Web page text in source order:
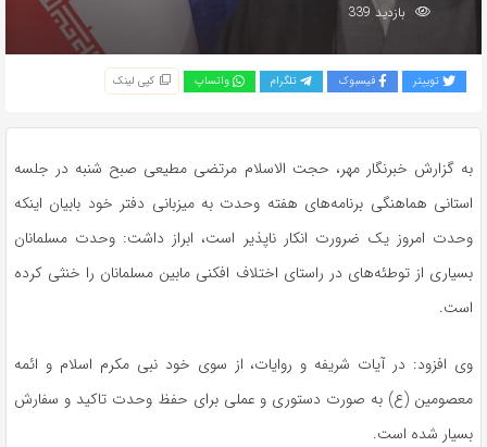
بازدید 339
توییتر فیسبوک تلگرام واتساپ کپی لینک
به گزارش خبرنگار مهر، حجت الاسلام مرتضی مطیعی صبح شنبه در جلسه
استانی هماهنگی برنامه‌های هفته وحدت به میزبانی دفتر خود بابیان اینکه
وحدت امروز یک ضرورت انکار ناپذیر است، ابراز داشت: وحدت مسلمانان
بسیاری از توطئه‌های در راستای اختلاف افکنی مابین مسلمانان را خنثی کرده
است.
وی افزود: در آیات شریفه و روایات، از سوی خود نبی مکرم اسلام و ائمه
معصومین (ع) به صورت دستوری و عملی برای حفظ وحدت تاکید و سفارش
بسیار شده است.